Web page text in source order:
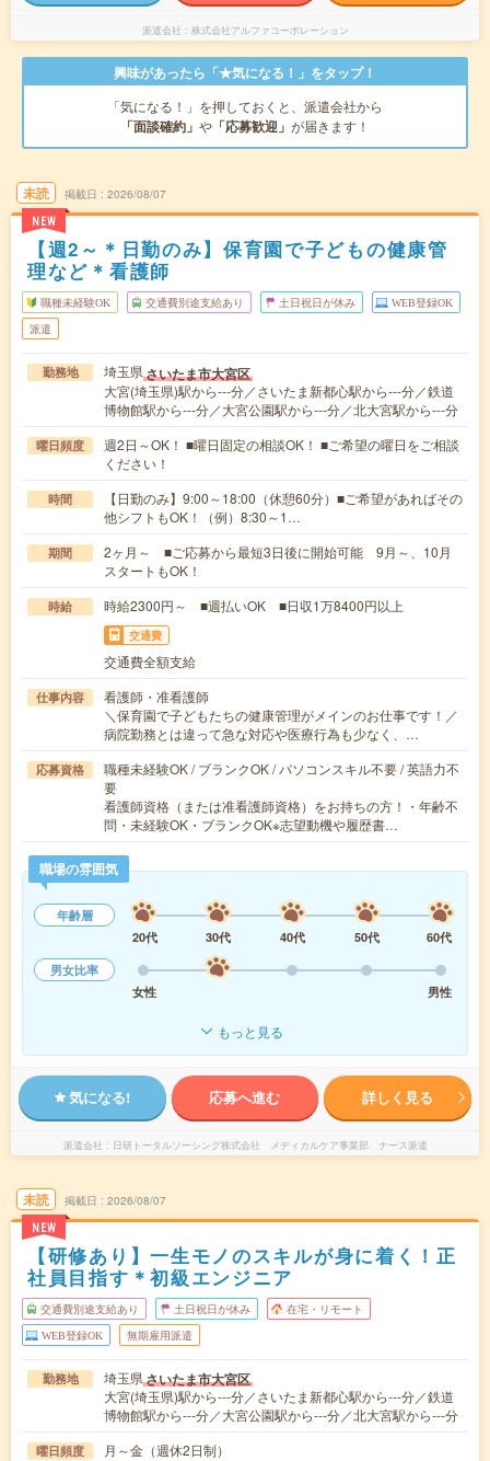
派遣会社 株式会社アルファコーポレーション
興味があったら「★気になる！」をタップ！
「気になる！」を押しておくと、派遣会社から
「面談確約」 や 「応募歓迎」 が届きます！
未読
NEW
掲載日 2026/08/07
【週2～＊日勤のみ】保育園で子どもの健康管
理など＊看護師
職種未経験OK 交通費別途支給あり 土日祝日が休み WEB登録OK
派遣
勤務地 埼玉県さいたま市大宮区
大宮(埼玉県)駅から---分／さいたま新都心駅から---分／鉄道
博物館駅から---分／大宮公園駅から---分／北大宮駅から---分
曜日頻度
週2日～OK！ ■曜日固定の相談OK！ ■ご希望の曜日をご相談
ください！
時間
【日勤のみ】9:00～18:00（休憩60分）■ご希望があればその
他シフトもOK！（例）8:30～1…
期間
2ヶ月～ ■ご応募から最短3日後に開始可能 9月～、10月
スタートもOK！
時給 時給2300円～ ■週払いOK ■日収1万8400円以上
交通費
交通費全額支給
仕事内容
看護師・准看護師
＼保育園で子どもたちの健康管理がメインのお仕事です！／
病院勤務とは違って急な対応や医療行為も少なく、…
応募資格
職種未経験OK / ブランクOK / パソコンスキル不要 / 英語力不
要
看護師資格（または准看護師資格）をお持ちの方！・年齢不
問・未経験OK・ブランクOK※志望動機や履歴書…
職場の雰囲気
年齢層
20代
30代 40代 50代
60代
男女比率
女性
男性
もっと見る
気になる! 応募へ進む 詳しく見る
派遣会社 日研トータルソーシング株式会社 メディカルケア事業部 ナース派遣
未読
NEW
掲載日 2026/08/07
【研修あり】一生モノのスキルが身に着く！正
社員目指す＊初級エンジニア
交通費別途支給あり 土日祝日が休み 在宅・リモート
WEB登録OK 無期雇用派遣
勤務地 埼玉県さいたま市大宮区
大宮(埼玉県)駅から---分／さいたま新都心駅から---分／鉄道
博物館駅から---分／大宮公園駅から---分／北大宮駅から---分
曜日頻度 月～金（週休2日制）